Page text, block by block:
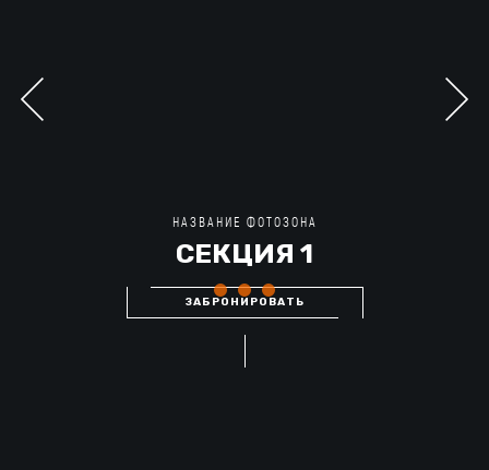
НАЗВАНИЕ ФОТОЗОНА
СЕКЦИЯ 1
ЗАБРОНИРОВАТЬ